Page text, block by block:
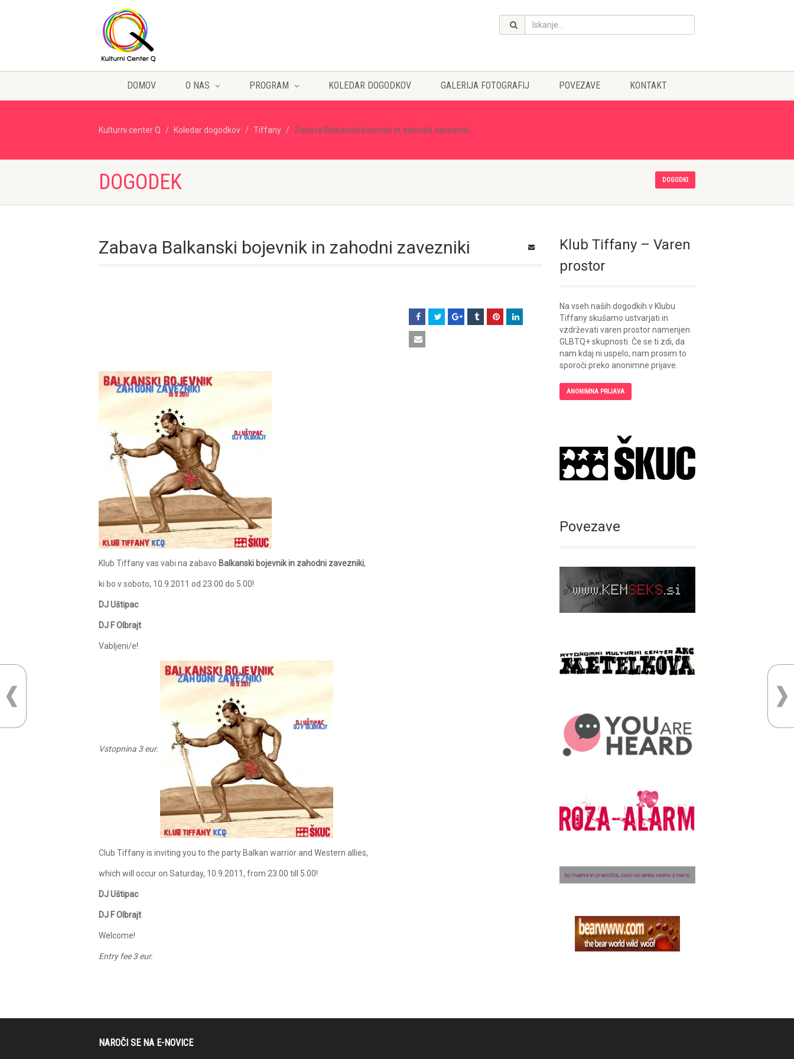
DOMOV O NAS PROGRAM KOLEDAR DOGODKOV GALERIJA FOTOGRAFIJ POVEZAVE KONTAKT
Kulturni center Q Koledar dogodkov Tiffany Zabava Balkanski bojevnik in zahodni zavezniki
DOGODEK DOGODKI
Zabava Balkanski bojevnik in zahodni zavezniki
Klub Tiffany vas vabi na zabavo Balkanski bojevnik in zahodni zavezniki,
ki bo v soboto, 10.9.2011 od 23.00 do 5.00!
DJ Uštipac
DJ F Olbrajt
Vabljeni/e!
Vstopnina 3 eur.
Club Tiffany is inviting you to the party Balkan warrior and Western allies,
which will occur on Saturday, 10.9.2011, from 23.00 till 5.00!
DJ Uštipac
DJ F Olbrajt
Welcome!
Entry fee 3 eur.
Klub Tiffany – Varen
prostor
Na vseh naših dogodkih v Klubu
Tiffany skušamo ustvarjati in
vzdrževati varen prostor namenjen
GLBTQ+ skupnosti. Če se ti zdi, da
nam kdaj ni uspelo, nam prosim to
sporoči preko anonimne prijave.
ANONIMNA PRIJAVA
Povezave
NAROČI SE NA E-NOVICE